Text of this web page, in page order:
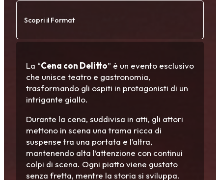
Scopri il Format
La “Cena con Delitto” è un evento esclusivo
che unisce teatro e gastronomia,
trasformando gli ospiti in protagonisti di un
intrigante giallo.
Durante la cena, suddivisa in atti, gli attori
mettono in scena una trama ricca di
suspense tra una portata e l’altra,
mantenendo alta l’attenzione con continui
colpi di scena. Ogni piatto viene gustato
senza fretta, mentre la storia si sviluppa.